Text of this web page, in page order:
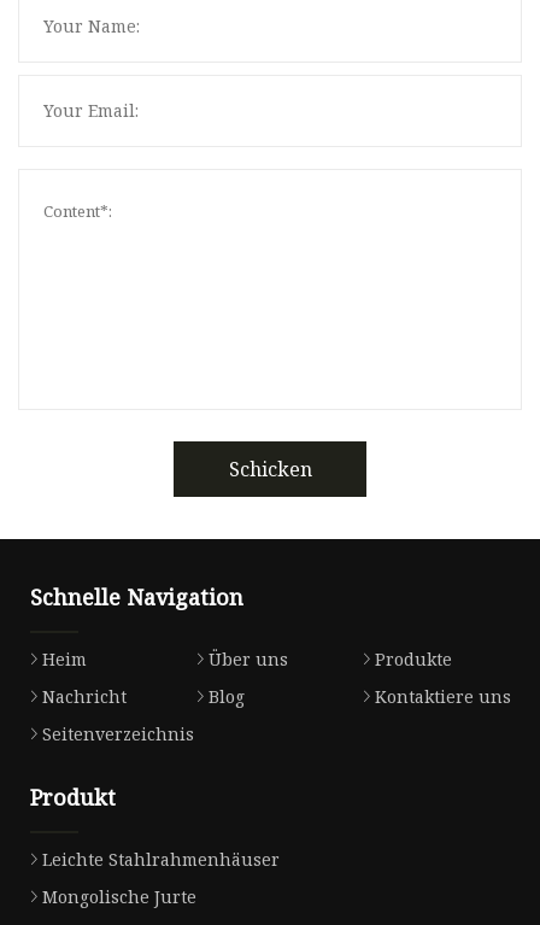
Schicken
Schnelle Navigation
Heim Über uns
Produkte
Nachricht
Blog
Kontaktiere uns
Seitenverzeichnis
Produkt
Leichte Stahlrahmenhäuser
Mongolische Jurte